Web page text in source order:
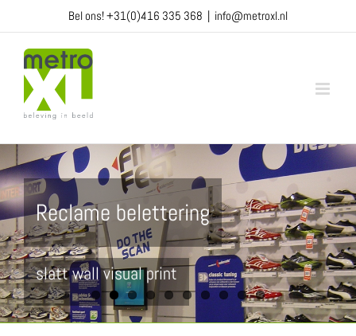
Bel ons!+31(0)416 335 368 | info@metroxl.nl
Reclame belettering
slatt wall visual print